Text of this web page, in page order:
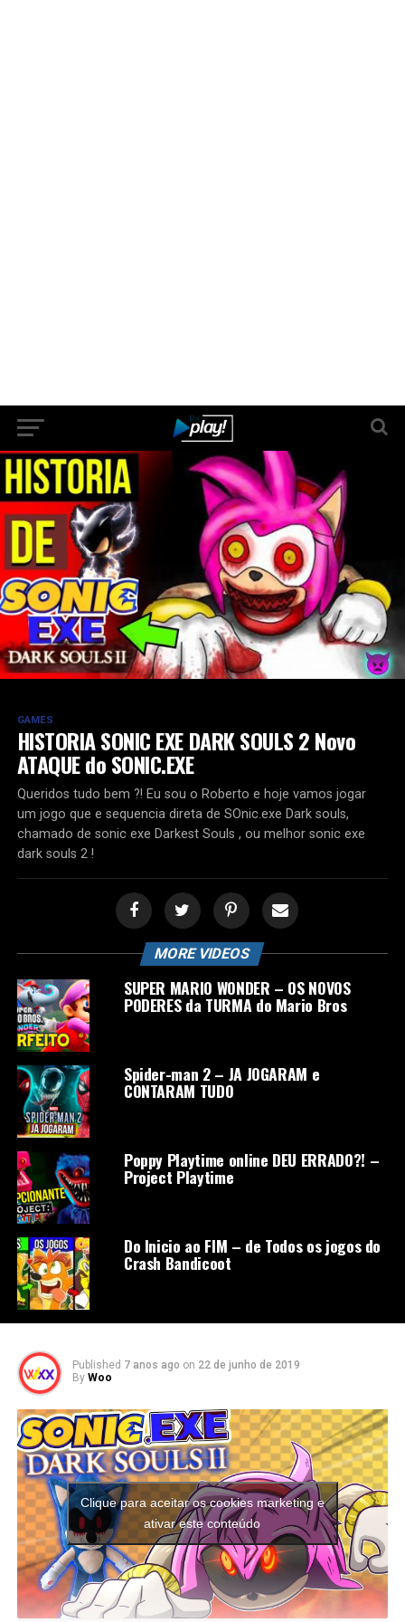
GAMES
HISTORIA SONIC EXE DARK SOULS 2 Novo
ATAQUE do SONIC.EXE
Queridos tudo bem ?! Eu sou o Roberto e hoje vamos jogar
um jogo que e sequencia direta de SOnic.exe Dark souls,
chamado de sonic exe Darkest Souls , ou melhor sonic exe
dark souls 2 !
MORE VIDEOS
SUPER MARIO WONDER – OS NOVOS
PODERES da TURMA do Mario Bros
Spider-man 2 – JA JOGARAM e
CONTARAM TUDO
Poppy Playtime online DEU ERRADO?! –
Project Playtime
Do Inicio ao FIM – de Todos os jogos do
Crash Bandicoot
Published 7 anos ago on 22 de junho de 2019
By Woo
Clique para aceitar os cookies marketing e
ativar este conteúdo